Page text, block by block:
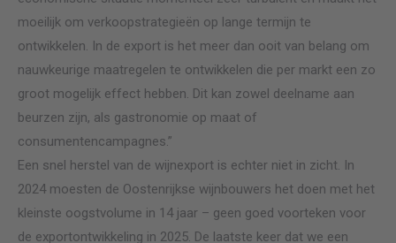
moeilijk om verkoopstrategieën op lange termijn te
ontwikkelen. In de export is het meer dan ooit van belang om
nauwkeurige maatregelen te ontwikkelen die per markt een zo
groot mogelijk effect hebben. Dit kan zowel deelname aan
beurzen zijn, als gastronomie op maat of
consumentencampagnes.”
Een snel herstel van de wijnexport is echter niet in zicht. In
2024 moesten de Oostenrijkse wijnbouwers het doen met het
kleinste oogstvolume in 14 jaar – geen goed voorteken voor
de exportontwikkeling in 2025. De laatste keer dat we een